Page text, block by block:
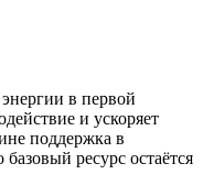
в первой
и ускоряет
поддержка в
ресурс остаётся